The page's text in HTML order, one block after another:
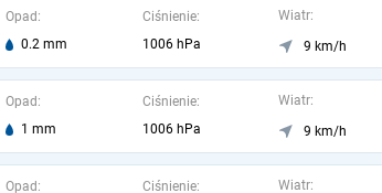
Opad:
0.2 mm
Ciśnienie:
1006 hPa
Wiatr:
9 km/h
Opad:
1 mm
Ciśnienie:
1006 hPa
Wiatr:
9 km/h
Opad:
Ciśnienie:
Wiatr: